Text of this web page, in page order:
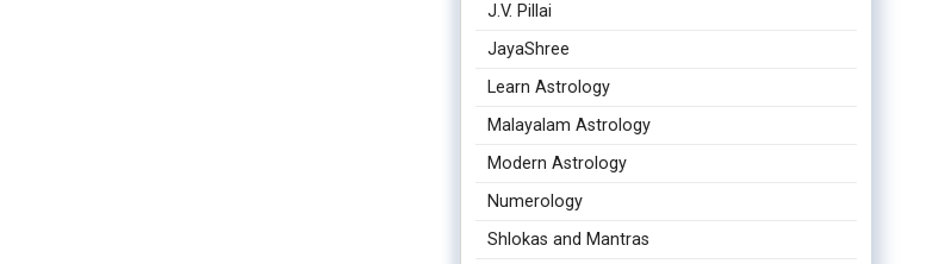
J.V. Pillai
JayaShree
Learn Astrology
Malayalam Astrology
Modern Astrology
Numerology
Shlokas and Mantras